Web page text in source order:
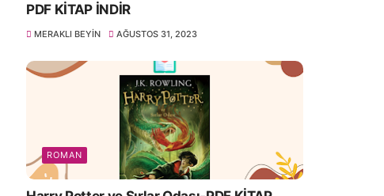
PDF KİTAP İNDİR
MERAKLI BEYIN AĞUSTOS 31, 2023
ROMAN